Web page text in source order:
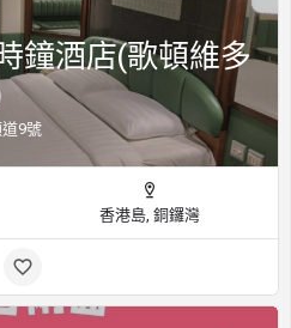
鐘酒店(歌頓維多
9號
香港島, 銅鑼灣